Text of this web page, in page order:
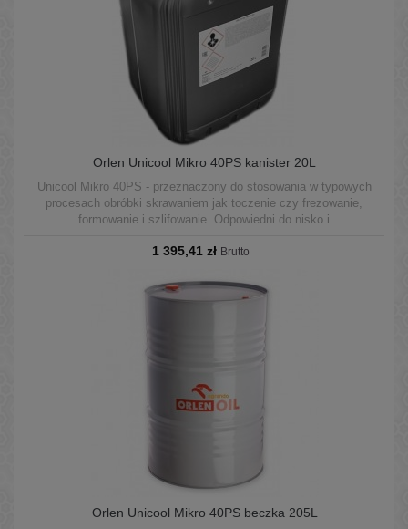
Orlen Unicool Mikro 40PS kanister 20L
Unicool Mikro 40PS - przeznaczony do stosowania w typowych
procesach obróbki skrawaniem jak toczenie czy frezowanie,
formowanie i szlifowanie. Odpowiedni do nisko i
układach centralnych oraz w pojedynczych maszynach.
1 395,41 zł Brutto
Orlen Unicool Mikro 40PS beczka 205L